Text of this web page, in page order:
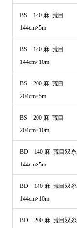
BS 140 麻 荒目
144cm×5m
BS 140 麻 荒目
144cm×10m
BS 200 麻 荒目
204cm×5m
BS 200 麻 荒目
204cm×10m
BD 140 麻 荒目双糸
144cm×5m
BD 140 麻 荒目双糸
144cm×10m
BD 200 麻 荒目双糸